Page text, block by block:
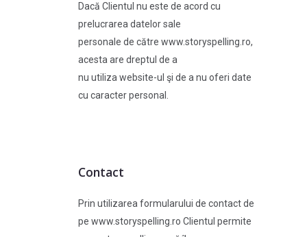
Dacă Clientul nu este de acord cu
prelucrarea datelor sale
personale de către www.storyspelling.ro,
acesta are dreptul de a
nu utiliza website-ul şi de a nu oferi date
cu caracter personal.
Contact
Prin utilizarea formularului de contact de
pe www.storyspelling.ro Clientul permite